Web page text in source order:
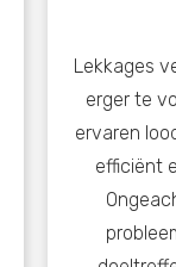
Lekkages
erger te
ervaren
efficiënt